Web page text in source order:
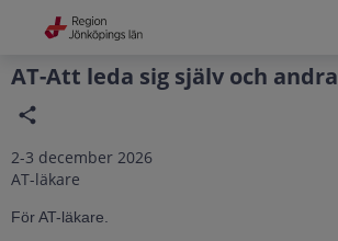
Grade
Portal
AT-Att leda sig själv och andra
2-3 december 2026
AT-läkare
För AT-läkare.